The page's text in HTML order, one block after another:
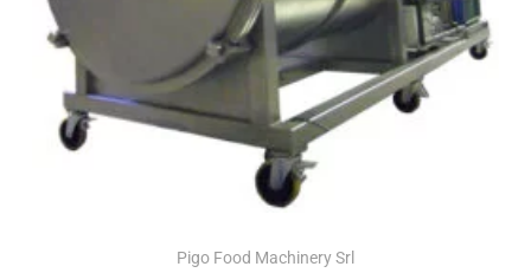
Pigo Food Machinery Srl